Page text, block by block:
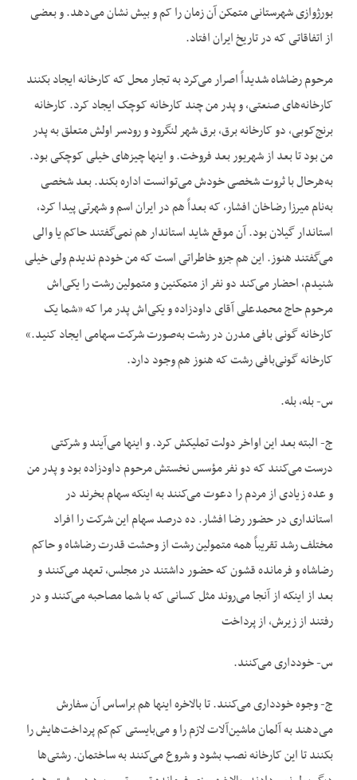
بورژوازی شهرستانی متمکن آن زمان را کم و بیش نشان می‌دهد. و بعضی
از اتفاقاتی که در تاریخ ایران افتاد.
مرحوم رضاشاه شدیداً اصرار می‌کرد به تجار محل که کارخانه ایجاد بکنند
کارخانه‌های صنعتی، و پدر من چند کارخانه کوچک ایجاد کرد. کارخانه
برنج‌کوبی، دو کارخانه برق، برق شهر لنگرود و رودسر اولش متعلق به پدر
من بود تا بعد از شهریور بعد فروخت. و اینها چیزهای خیلی کوچکی بود.
به‌هرحال با ثروت شخصی خودش می‌توانست اداره بکند. بعد شخصی
به‌نام میرزا رضاخان افشار، که بعداً هم در ایران اسم و شهرتی پیدا کرد،
استاندار گیلان بود. آن موقع شاید استاندار هم نمی‌گفتند حاکم یا والی
می‌گفتند هنوز. این هم جزو خاطراتی است که من خودم ندیدم ولی خیلی
شنیدم، احضار می‌کند دو نفر از متمکنین و متمولین رشت را یکی‌اش
مرحوم حاج محمدعلی آقای داودزاده و یکی‌اش پدر مرا که «شما یک
کارخانه گونی بافی مدرن در رشت به‌صورت شرکت سهامی ایجاد کنید.»
کارخانه گونی‌بافی رشت که هنوز هم وجود دارد.
س- بله، بله.
ج- البته بعد این اواخر دولت تملیکش کرد. و اینها می‌آیند و شرکتی
درست می‌کنند که دو نفر مؤسس نخستش مرحوم داودزاده بود و پدر من
و عده زیادی از مردم را دعوت می‌کنند به اینکه سهام بخرند در
استانداری در حضور رضا افشار. ده درصد سهام این شرکت را افراد
مختلف رشد تقریباً همه متمولین رشت از وحشت قدرت رضاشاه و حاکم
رضاشاه و فرمانده قشون که حضور داشتند در مجلس، تعهد می‌کنند و
بعد از اینکه از آنجا می‌روند مثل کسانی که با شما مصاحبه می‌کنند و در
رفتند از زیرش، از پرداخت
س- خودداری می‌کنند.
ج- وجوه خودداری می‌کنند. تا بالاخره اینها هم براساس آن سفارش
می‌دهند به آلمان ماشین‌آلات لازم را و می‌بایستی کم‌کم پرداخت‌هایش را
بکنند تا این کارخانه نصب بشود و شروع می‌کنند به ساختمان. رشتی‌ها